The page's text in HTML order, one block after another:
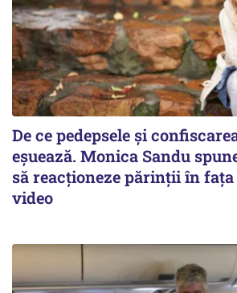
De ce pedepsele și
eșuează. Monica Sandu
să reacționeze părinții în
video